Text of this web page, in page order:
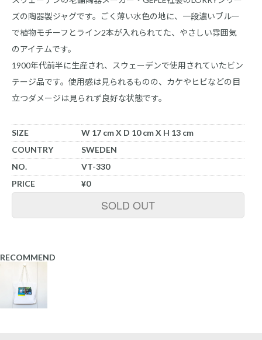
ズの陶器製ジャグです。ごく薄い水色の地に、一段濃いブルー
で植物モチーフとライン2本が入れられてた、やさしい雰囲気
のアイテムです。
1900年代前半に生産され、スウェーデンで使用されていたビン
テージ品です。使用感は見られるものの、カケやヒビなどの目
立つダメージは見られず良好な状態です。
SIZE
W 17 cm X D 10 cm X H 13 cm
COUNTRY
SWEDEN
NO.
VT-330
PRICE
¥0
SOLD OUT
RECOMMEND